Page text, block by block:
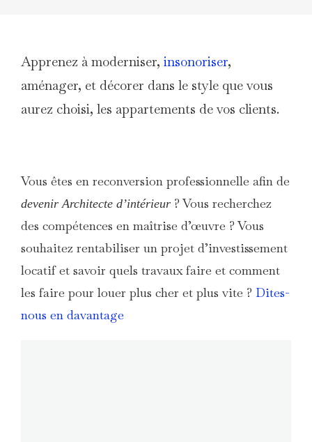
Apprenez à moderniser, insonoriser,
aménager, et décorer dans le style que vous
aurez choisi, les appartements de vos clients.
Vous êtes en reconversion professionnelle afin de
devenir Architecte d’intérieur? Vous recherchez
des compétences en maîtrise d’œuvre ? Vous
souhaitez rentabiliser un projet d’investissement
locatif et savoir quels travaux faire et comment
les faire pour louer plus cher et plus vite ? Dites-
nous en davantage